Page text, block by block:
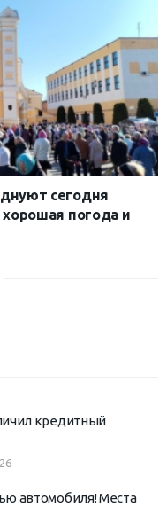
сегодня
хорошая погода и
кредитный
автомобиля! Места